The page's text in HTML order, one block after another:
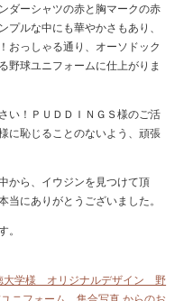
ダーシャツの赤と胸マークの赤
ルな中にも華やかさもあり、
おっしゃる通り、オーソドック
野球ユニフォームに仕上がりま
い！ＰＵＤＤＩＮＧＳ様のご活
に恥じることのないよう、頑張
から、イウジンを見つけて頂
にありがとうございました。
大学様 オリジナルデザイン 野